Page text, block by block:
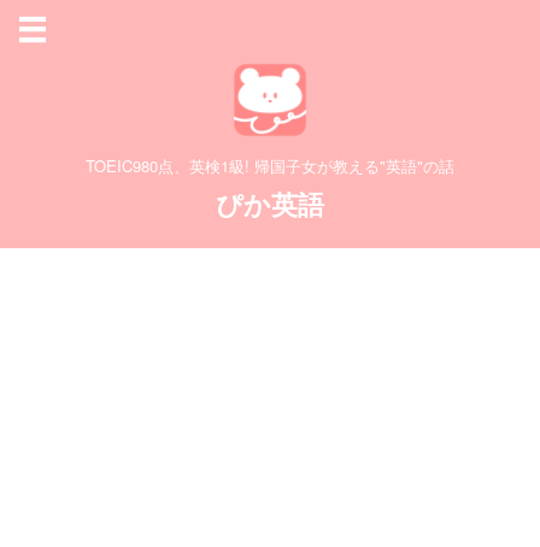
TOEIC980点、英検1級! 帰国子女が教える"英語"の話
ぴか英語